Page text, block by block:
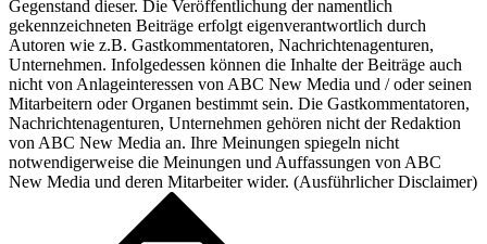
Gegenstand dieser. Die Veröffentlichung der namentlich
gekennzeichneten Beiträge erfolgt eigenverantwortlich durch
Autoren wie z.B. Gastkommentatoren, Nachrichtenagenturen,
Unternehmen. Infolgedessen können die Inhalte der Beiträge auch
nicht von Anlageinteressen von ABC New Media und / oder seinen
Mitarbeitern oder Organen bestimmt sein. Die Gastkommentatoren,
Nachrichtenagenturen, Unternehmen gehören nicht der Redaktion
von ABC New Media an. Ihre Meinungen spiegeln nicht
notwendigerweise die Meinungen und Auffassungen von ABC
New Media und deren Mitarbeiter wider. (Ausführlicher Disclaimer)